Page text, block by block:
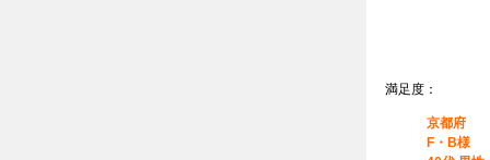
満足度：
京都府
F・B様